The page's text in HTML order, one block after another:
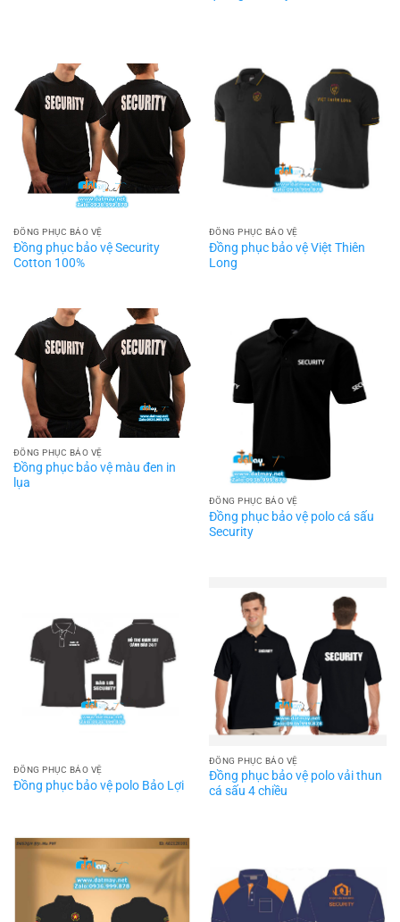
ĐỒNG PHỤC BẢO VỆ
Đồng phục bảo vệ Security
Cotton 100%
ĐỒNG PHỤC BẢO VỆ
Đồng phục bảo vệ Việt Thiên
Long
ĐỒNG PHỤC BẢO VỆ
Đồng phục bảo vệ màu đen in
lụa
ĐỒNG PHỤC BẢO VỆ
Đồng phục bảo vệ polo cá sấu
Security
ĐỒNG PHỤC BẢO VỆ
Đồng phục bảo vệ polo Bảo Lợi
ĐỒNG PHỤC BẢO VỆ
Đồng phục bảo vệ polo vải thun
cá sấu 4 chiều